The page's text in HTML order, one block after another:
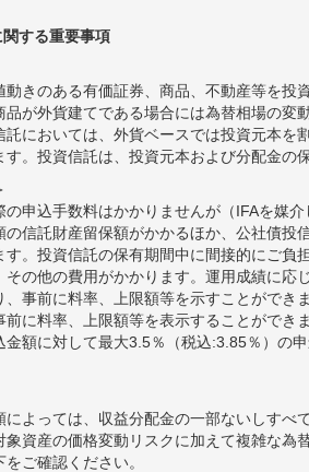
する重要事項
動きのある有価証券、商品、不動産等を
品が外貨建てである場合には為替相場の
託においては、外貨ベースでは投資元本
す。投資信託は、投資元本および分配金の
の申込手数料はかかりませんが（IFAを媒
の信託財産留保額がかかるほか、公社債
す。投資信託の保有期間中に間接的にご
その他の費用がかかります。運用成績に
、事前に料率、上限額等を示すことがで
前に料率、上限額等を表示することがで
金額に対して最大3.5％（税込:3.85％）の
によっては、収益分配金の一部ないしす
象資産の価格変動リスクに加えて複雑な
ご確認ください。